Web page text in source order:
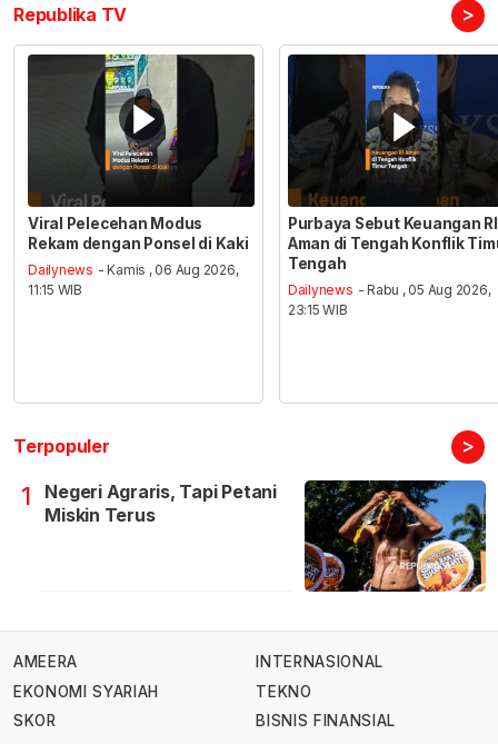
Republika TV >
Viral Pelecehan Modus
Rekam dengan Ponsel di Kaki
Dailynews - Kamis , 06 Aug 2026,
11:15 WIB
Purbaya Sebut Keuangan RI
Aman di Tengah Konflik
Tengah
Dailynews - Rabu , 05 Aug 2026,
23:15 WIB
Terpopuler >
1
Negeri Agraris, Tapi Petani
Miskin Terus
AMEERA
EKONOMI SYARIAH
SKOR
INTERNASIONAL
TEKNO
BISNIS FINANSIAL